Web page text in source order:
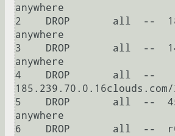
anywhere
2    DROP       all  --
anywhere
3    DROP       all  --
anywhere
4    DROP       all  --
5    DROP       all  --
anywhere
6    DROP       all  --